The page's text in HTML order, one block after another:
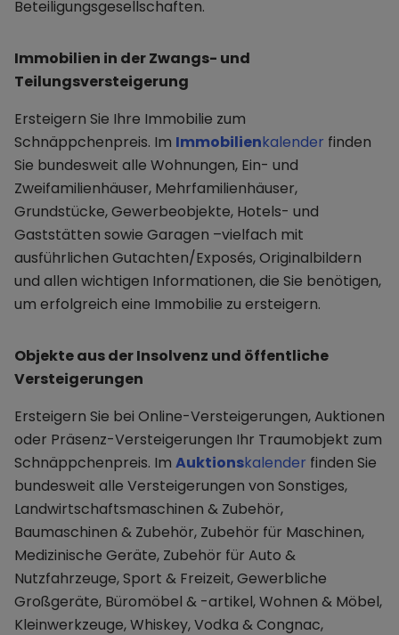
Beteiligungsgesellschaften.
Immobilien in der Zwangs- und
Teilungsversteigerung
Ersteigern Sie Ihre Immobilie zum
Schnäppchenpreis. Im Immobilienkalender finden
Sie bundesweit alle Wohnungen, Ein- und
Zweifamilienhäuser, Mehrfamilienhäuser,
Grundstücke, Gewerbeobjekte, Hotels- und
Gaststätten sowie Garagen –vielfach mit
ausführlichen Gutachten/Exposés, Originalbildern
und allen wichtigen Informationen, die Sie benötigen,
um erfolgreich eine Immobilie zu ersteigern.
Objekte aus der Insolvenz und öffentliche
Versteigerungen
Ersteigern Sie bei Online-Versteigerungen, Auktionen
oder Präsenz-Versteigerungen Ihr Traumobjekt zum
Schnäppchenpreis. Im Auktionskalender finden Sie
bundesweit alle Versteigerungen von Sonstiges,
Landwirtschaftsmaschinen & Zubehör,
Baumaschinen & Zubehör, Zubehör für Maschinen,
Medizinische Geräte, Zubehör für Auto &
Nutzfahrzeuge, Sport & Freizeit, Gewerbliche
Großgeräte, Büromöbel & -artikel, Wohnen & Möbel,
Kleinwerkzeuge, Whiskey, Vodka & Congnac,